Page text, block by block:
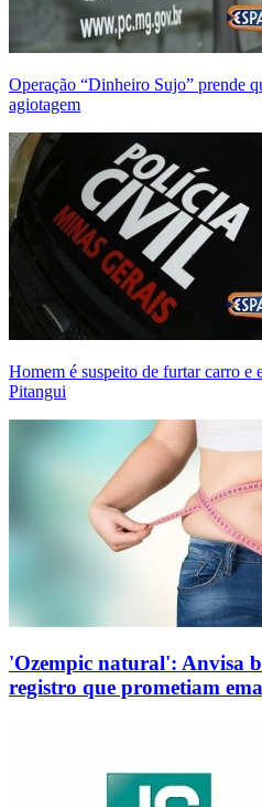
Operação “Dinheiro Sujo” prende
agiotagem
Homem é suspeito de furtar carro e
Pitangui
'Ozempic natural': Anvisa
registro que prometiam